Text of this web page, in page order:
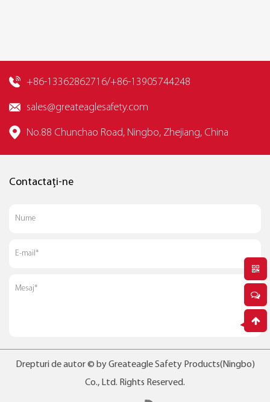
+86-13362862716/+86-13905744248
sales@greateaglesafety.com
No.88 Chunchao Road, Ningbo, Zhejiang, China
Contactați-ne
Drepturi de autor © by Greateagle Safety Products(Ningbo)
Co., Ltd. Rights Reserved.